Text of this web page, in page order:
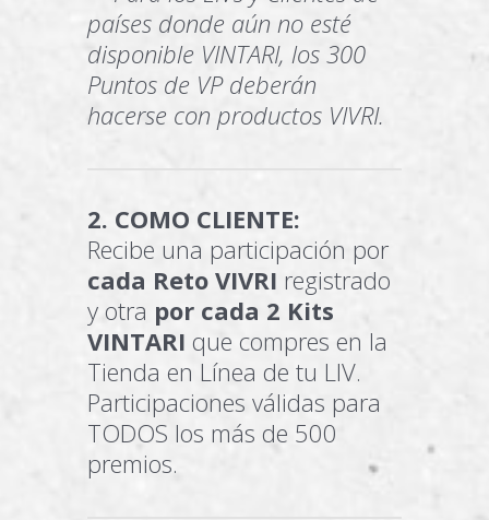
países donde aún no esté
disponible VINTARI, los 300
Puntos de VP deberán
hacerse con productos VIVRI.
2. COMO CLIENTE:
Recibe una participación por
cada Reto VIVRI registrado
y otra por cada 2 Kits
VINTARI que compres en la
Tienda en Línea de tu LIV.
Participaciones válidas para
TODOS los más de 500
premios.